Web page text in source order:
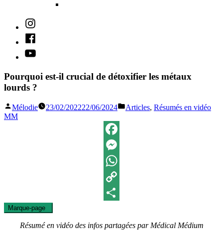
Instagram
Facebook
Youtube
Pourquoi est-il crucial de détoxifier les métaux
lourds ?
Publié
par
Mélodie 23/02/202222/06/2024
Publié
Articles, Résumés en vidéo
MM
Facebook
Messenger
WhatsApp
Copy
Marque-page
Résumé en vidéo des infos partagées par Médical Médium